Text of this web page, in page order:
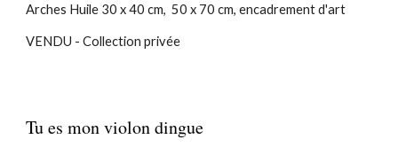
Arches Huile 30 x 40 cm, 50 x 70 cm, encadrement d'art
VENDU - Collection privée
Tu es mon violon dingue